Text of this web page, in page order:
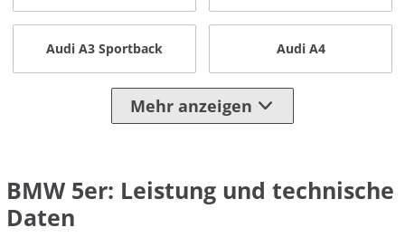
Audi A3 Sportback Audi A4
Mehr anzeigen
BMW 5er: Leistung und technische
Daten